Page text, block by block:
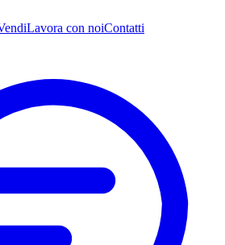
Lavora con noiContatti